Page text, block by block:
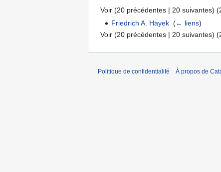
Voir (20 précédentes | 20 suivantes) (
Friedrich A. Hayek ‎(← liens)
Voir (20 précédentes | 20 suivantes) (
Politique de confidentialité À propos de